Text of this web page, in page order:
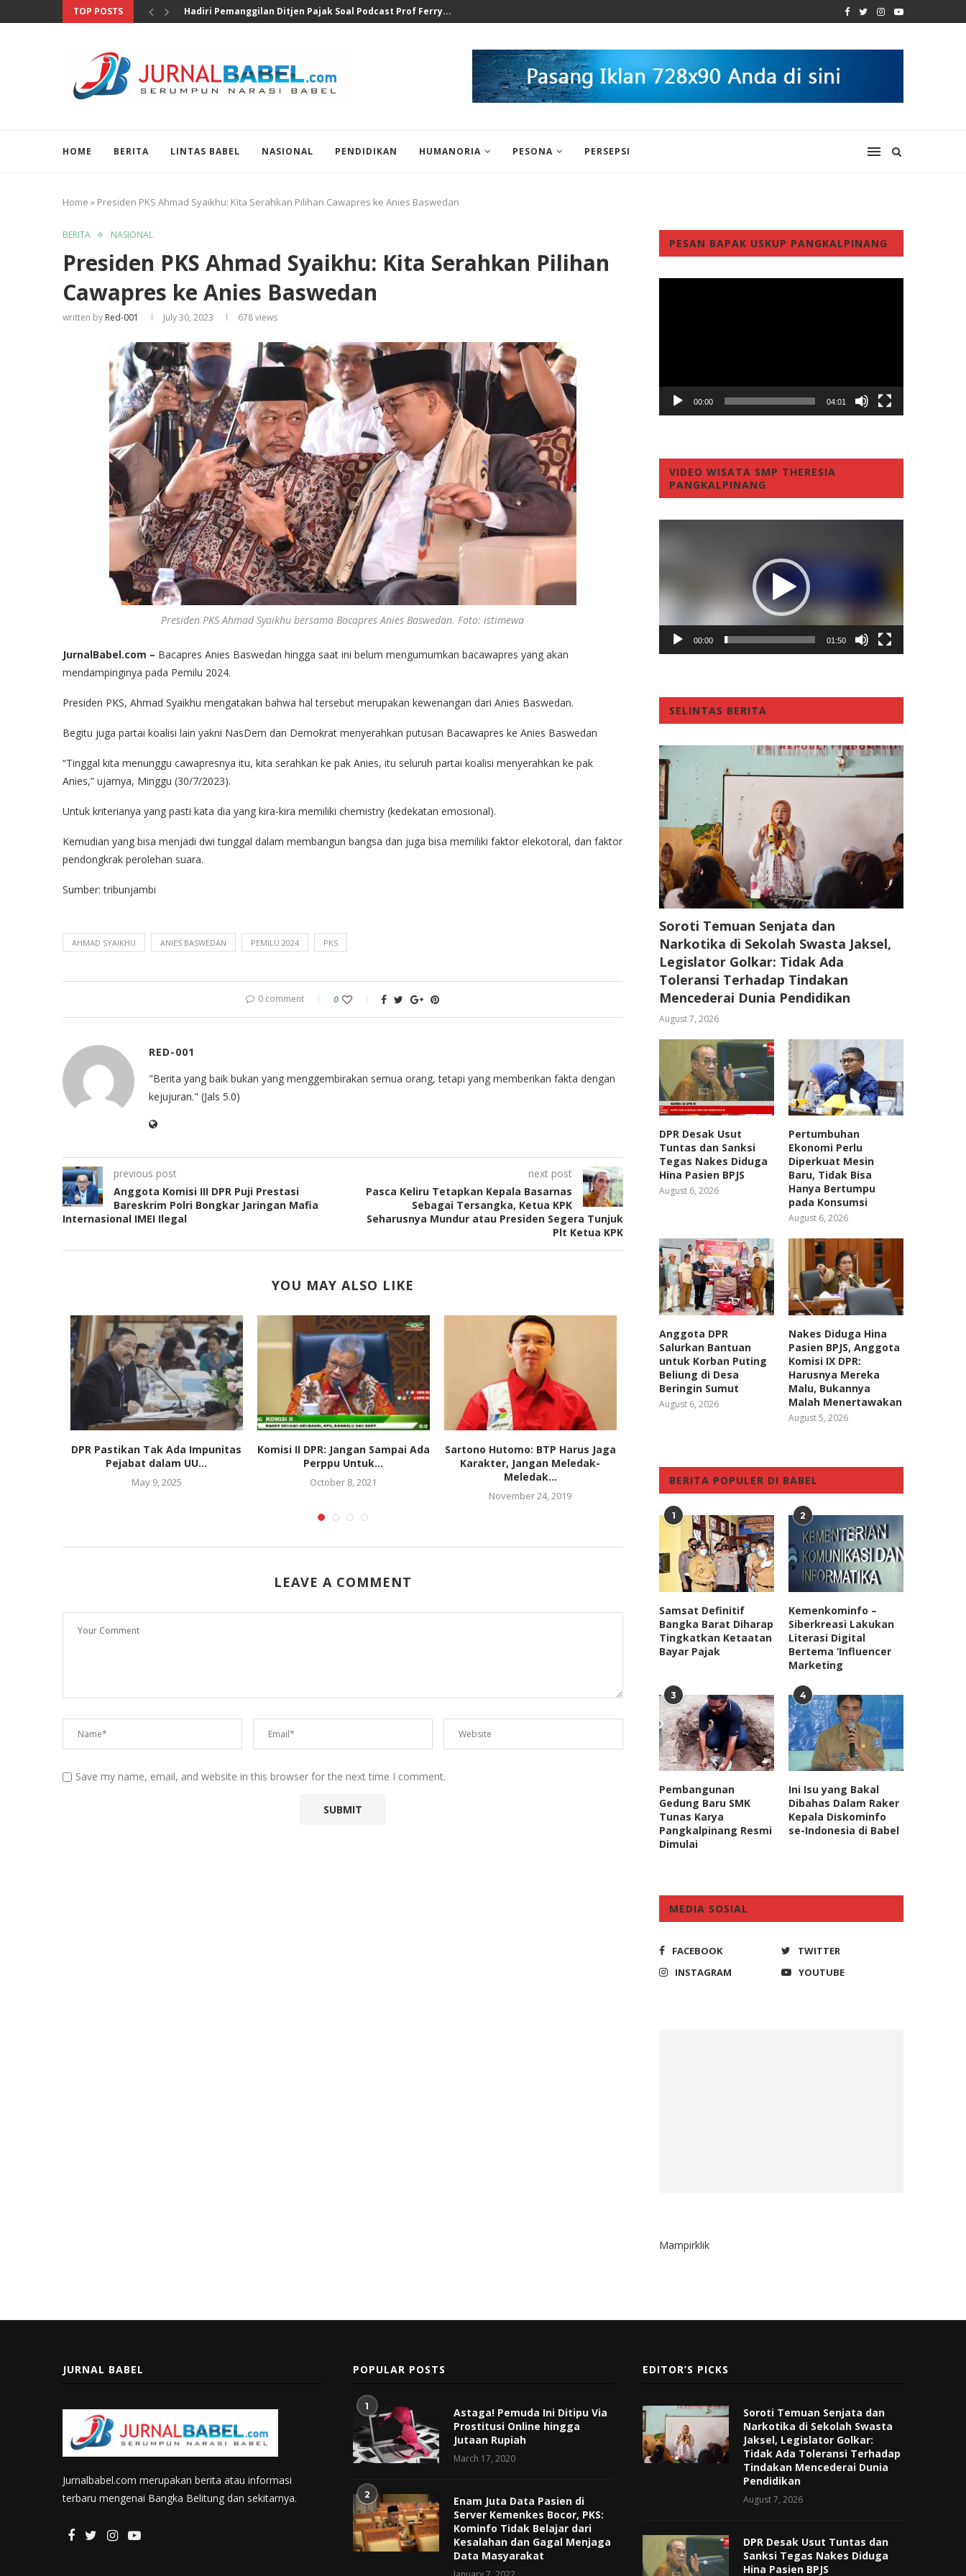
TOP POSTS Pengungkapan 46 Juta Butir Obat Ilegal Bukti Keseriusan...
HOME BERITA LINTAS BABEL NASIONAL PENDIDIKAN HUMANORIA PESONA PERSEPSI
Home » Presiden PKS Ahmad Syaikhu: Kita Serahkan Pilihan Cawapres ke Anies Baswedan
BERITA NASIONAL
Presiden PKS Ahmad Syaikhu: Kita Serahkan Pilihan
Cawapres ke Anies Baswedan
written by Red-001 July 30, 2023 678views
Presiden PKS Ahmad Syaikhu bersama Bacapres Anies Baswedan. Foto: istimewa
JurnalBabel.com – Bacapres Anies Baswedan hingga saat ini belum mengumumkan bacawapres yang akan
mendampinginya pada Pemilu 2024.
Presiden PKS, Ahmad Syaikhu mengatakan bahwa hal tersebut merupakan kewenangan dari Anies Baswedan.
Begitu juga partai koalisi lain yakni NasDem dan Demokrat menyerahkan putusan Bacawapres ke Anies Baswedan
“Tinggal kita menunggu cawapresnya itu, kita serahkan ke pak Anies, itu seluruh partai koalisi menyerahkan ke pak
Anies,” ujarnya, Minggu (30/7/2023).
Untuk kriterianya yang pasti kata dia yang kira-kira memiliki chemistry (kedekatan emosional).
Kemudian yang bisa menjadi dwi tunggal dalam membangun bangsa dan juga bisa memiliki faktor elekotoral, dan faktor
pendongkrak perolehan suara.
Sumber: tribunjambi
AHMAD SYAIKHU ANIES BASWEDAN PEMILU 2024 PKS
0 comment 0
RED-001
"Berita yang baik bukan yang menggembirakan semua orang, tetapi yang memberikan fakta dengan
kejujuran." (Jals 5.0)
previous post
Anggota Komisi III DPR Puji Prestasi
Bareskrim Polri Bongkar Jaringan Mafia
Internasional IMEI Ilegal
next post
Pasca Keliru Tetapkan Kepala Basarnas
Sebagai Tersangka, Ketua KPK
Seharusnya Mundur atau Presiden Segera Tunjuk
Plt Ketua KPK
YOU MAY ALSO LIKE
DPR Pastikan Tak Ada Impunitas
Pejabat dalam UU...
May 9, 2025
Komisi II DPR: Jangan Sampai Ada
Perppu Untuk...
October 8, 2021
Sartono Hutomo: BTP Harus Jaga
Karakter, Jangan Meledak-
Meledak...
November 24, 2019
Ingatkan Pemerintah...
April 11, 2023
LEAVE A COMMENT
Save my name, email, and website in this browser for the next time I comment.
PESAN BAPAK USKUP PANGKALPINANG
00:00 04:01
VIDEO WISATA SMP THERESIA
PANGKALPINANG
00:00 01:50
SELINTAS BERITA
Soroti Temuan Senjata dan
Narkotika di Sekolah Swasta Jaksel,
Legislator Golkar: Tidak Ada
Toleransi Terhadap Tindakan
Mencederai Dunia Pendidikan
August 7, 2026
DPR Desak Usut
Tuntas dan Sanksi
Tegas Nakes Diduga
Hina Pasien BPJS
August 6, 2026
Pertumbuhan
Ekonomi Perlu
Diperkuat Mesin
Baru, Tidak Bisa
Hanya Bertumpu
pada Konsumsi
August 6, 2026
Anggota DPR
Salurkan Bantuan
untuk Korban Puting
Beliung di Desa
Beringin Sumut
August 6, 2026
Nakes Diduga Hina
Pasien BPJS, Anggota
Komisi IX DPR:
Harusnya Mereka
Malu, Bukannya
Malah Menertawakan
August 5, 2026
BERITA POPULER DI BABEL
1
Samsat Definitif
Bangka Barat Diharap
Tingkatkan Ketaatan
Bayar Pajak
2
Kemenkominfo –
Siberkreasi Lakukan
Literasi Digital
Bertema ‘Influencer
Marketing
3
Pembangunan
Gedung Baru SMK
Tunas Karya
Pangkalpinang Resmi
Dimulai
4
Ini Isu yang Bakal
Dibahas Dalam Raker
Kepala Diskominfo
se-Indonesia di Babel
MEDIA SOSIAL
FACEBOOK
TWITTER
INSTAGRAM
YOUTUBE
Mampirklik
JURNAL BABEL
Jurnalbabel.com merupakan berita atau informasi
terbaru mengenai Bangka Belitung dan sekitarnya.
POPULAR POSTS
1
Astaga! Pemuda Ini Ditipu Via
Prostitusi Online hingga
Jutaan Rupiah
March 17, 2020
2
Enam Juta Data Pasien di
Server Kemenkes Bocor, PKS:
Kominfo Tidak Belajar dari
Kesalahan dan Gagal Menjaga
Data Masyarakat
EDITOR’S PICKS
Soroti Temuan Senjata dan
Narkotika di Sekolah Swasta
Jaksel, Legislator Golkar:
Tidak Ada Toleransi Terhadap
Tindakan Mencederai Dunia
Pendidikan
August 7, 2026
DPR Desak Usut Tuntas dan
Sanksi Tegas Nakes Diduga
Hina Pasien BPJS